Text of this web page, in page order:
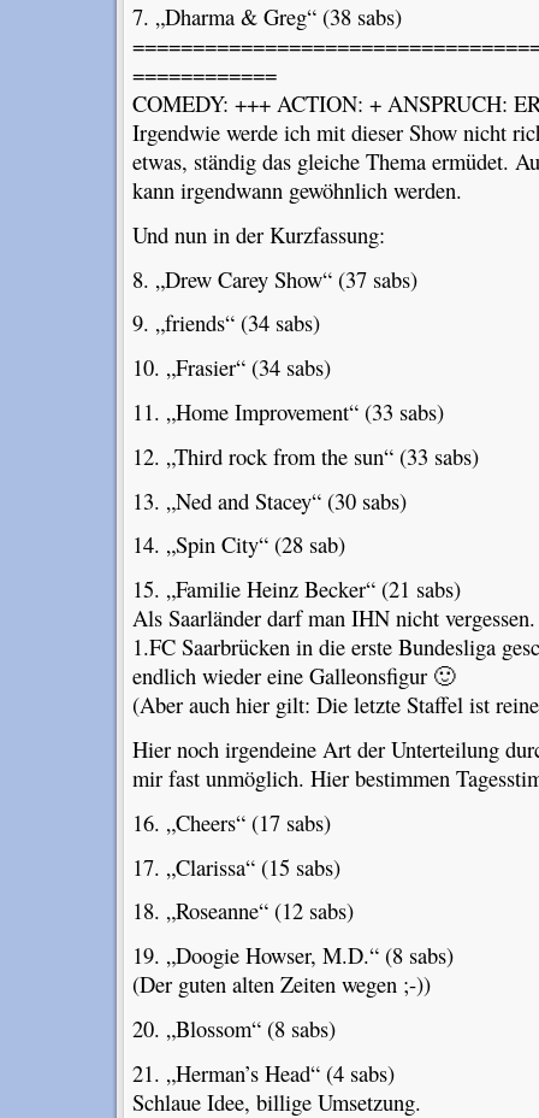
7. „Dharma & Greg“ (38 sabs)
============
COMEDY: +++ ACTION: + ANSPRUCH:
Irgendwie werde ich mit dieser Show nicht
etwas, ständig das gleiche Thema ermüdet.
kann irgendwann gewöhnlich werden.
Und nun in der Kurzfassung:
8. „Drew Carey Show“ (37 sabs)
9. „friends“ (34 sabs)
10. „Frasier“ (34 sabs)
11. „Home Improvement“ (33 sabs)
12. „Third rock from the sun“ (33 sabs)
13. „Ned and Stacey“ (30 sabs)
14. „Spin City“ (28 sab)
15. „Familie Heinz Becker“ (21 sabs)
Als Saarländer darf man IHN nicht
1.FC Saarbrücken in die erste Bundesliga
endlich wieder eine Galleonsfigur 🙂
(Aber auch hier gilt: Die letzte Staffel ist
Hier noch irgendeine Art der Unterteilung
mir fast unmöglich. Hier bestimmen
16. „Cheers“ (17 sabs)
17. „Clarissa“ (15 sabs)
18. „Roseanne“ (12 sabs)
19. „Doogie Howser, M.D.“ (8 sabs)
(Der guten alten Zeiten wegen ;-))
20. „Blossom“ (8 sabs)
21. „Herman’s Head“ (4 sabs)
Schlaue Idee, billige Umsetzung.